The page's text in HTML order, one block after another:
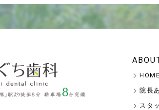
HOME
院長
スタ